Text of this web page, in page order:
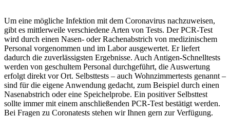
Um eine mögliche Infektion mit dem Coronavirus nachzuweisen,
gibt es mittlerweile verschiedene Arten von Tests. Der PCR-Test
wird durch einen Nasen- oder Rachenabstrich von medizinischem
Personal vorgenommen und im Labor ausgewertet. Er liefert
dadurch die zuverlässigsten Ergebnisse. Auch Antigen-Schnelltests
werden von geschultem Personal durchgeführt, die Auswertung
erfolgt direkt vor Ort. Selbsttests – auch Wohnzimmertests genannt –
sind für die eigene Anwendung gedacht, zum Beispiel durch einen
Nasenabstrich oder eine Speichelprobe. Ein positiver Selbsttest
sollte immer mit einem anschließenden PCR-Test bestätigt werden.
Bei Fragen zu Coronatests stehen wir Ihnen gern zur Verfügung.